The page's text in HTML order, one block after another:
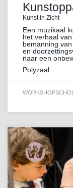
Kunst in Zicht
Een muzikaal
het verhaal
bemanning
en
naar een
Polyzaal
WORKSHOP